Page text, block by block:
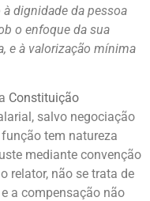
dignidade da pessoa
o enfoque da sua
e à valorização mínima
Constituição
salvo negociação
tem natureza
mediante convenção
relator, não se trata de
a compensação não